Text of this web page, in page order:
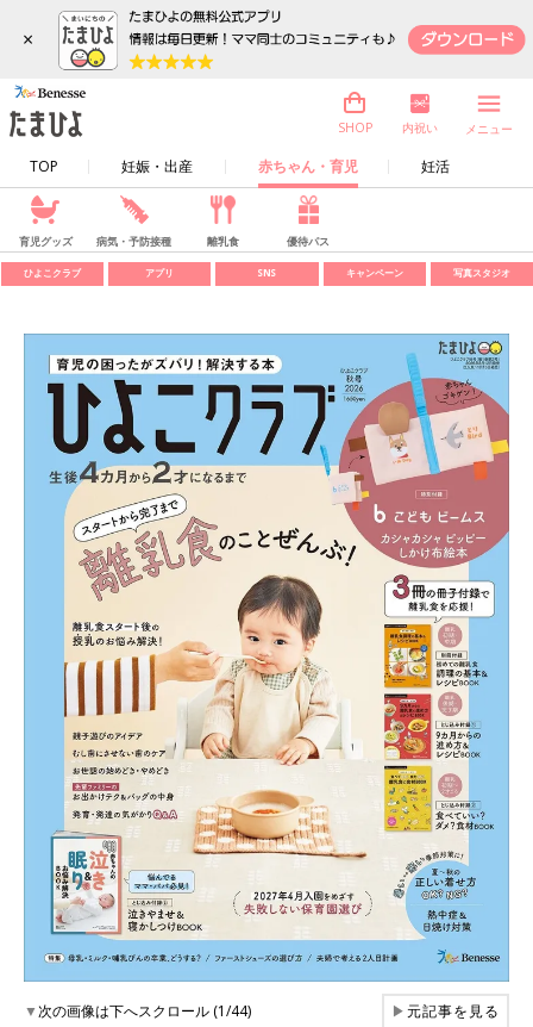
×
TOP 妊娠・出産 赤ちゃん・育児 妊活
SHOP 内祝い メニュー
育児グッズ 病気・予防接種 離乳食 優待パス
ひよこクラブ アプリ SNS キャンペーン 写真スタジオ
▼次の画像は下へスクロール (1/44) ▶元記事を見る